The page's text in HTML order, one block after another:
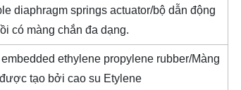
diaphragm springs actuator/bộ dẫn động
có màng chắn đa dạng.
ethylene propylene rubber/Màng
tạo bởi cao su Etylene